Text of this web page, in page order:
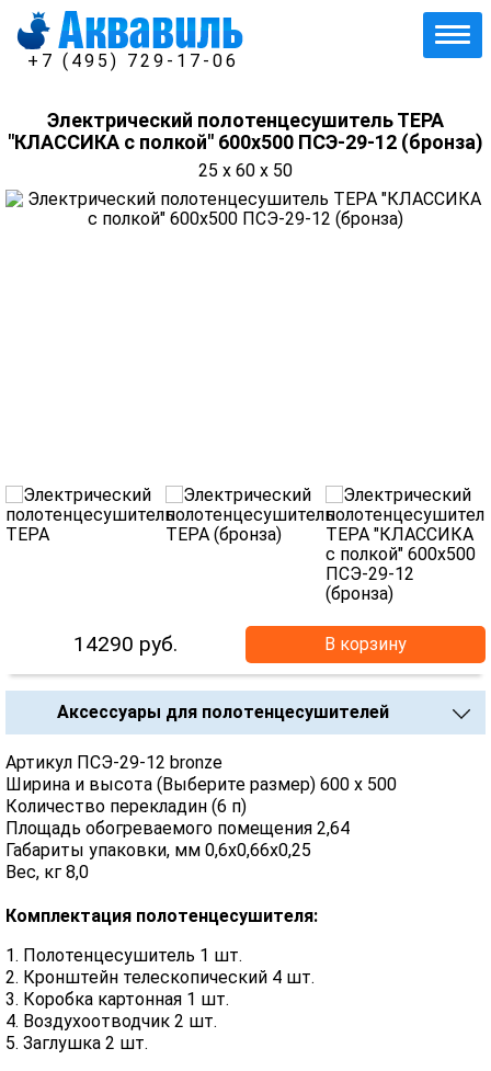
+7 (495) 729-17-06
Электрический полотенцесушитель ТЕРА
"КЛАССИКА с полкой" 600х500 ПСЭ-29-12 (бронза)
25 x 60 x 50
14290 руб. В корзину
Аксессуары для полотенцесушителей
Артикул ПСЭ-29-12 bronze
Ширина и высота (Выберите размер) 600 х 500
Количество перекладин (6 п)
Площадь обогреваемого помещения 2,64
Габариты упаковки, мм 0,6х0,66х0,25
Вес, кг 8,0
Комплектация полотенцесушителя:
1. Полотенцесушитель 1 шт.
2. Кронштейн телескопический 4 шт.
3. Коробка картонная 1 шт.
4. Воздухоотводчик 2 шт.
5. Заглушка 2 шт.